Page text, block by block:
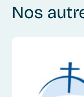
Nos